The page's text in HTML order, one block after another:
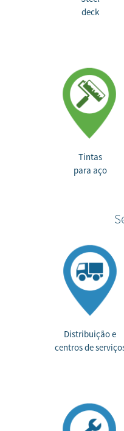
deck
Tintas
para aço
Distribuição e
centros de